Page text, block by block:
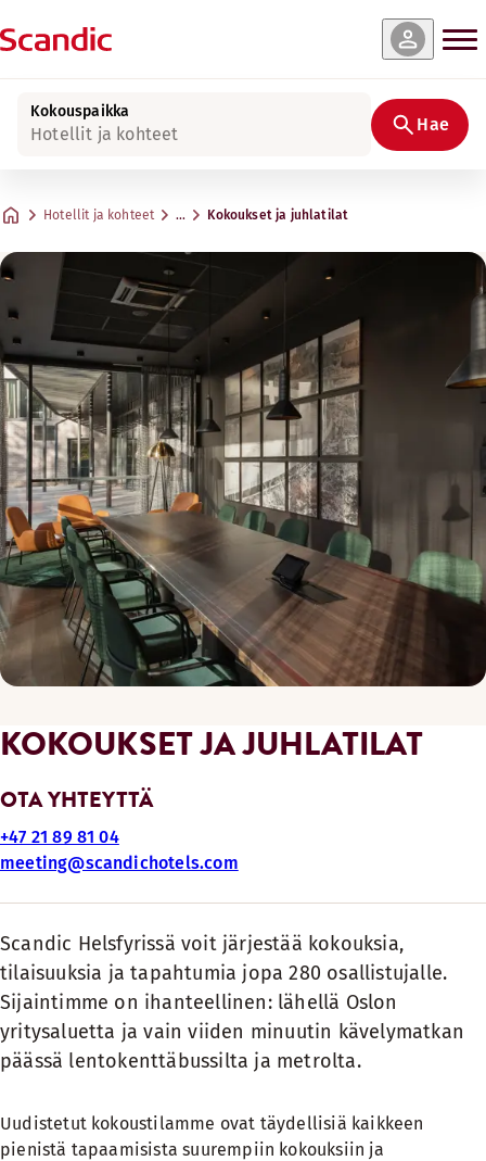
Kokouspaikka
Hotellit ja kohteet Hae
Hotellit ja kohteet … Kokoukset ja juhlatilat
KOKOUKSET JA JUHLATILAT
OTA YHTEYTTÄ
+47 21 89 81 04
meeting@scandichotels.com
Scandic Helsfyrissä voit järjestää kokouksia,
tilaisuuksia ja tapahtumia jopa 280 osallistujalle.
Sijaintimme on ihanteellinen: lähellä Oslon
yritysaluetta ja vain viiden minuutin kävelymatkan
päässä lentokenttäbussilta ja metrolta.
Uudistetut kokoustilamme ovat täydellisiä kaikkeen
pienistä tapaamisista suurempiin kokouksiin ja